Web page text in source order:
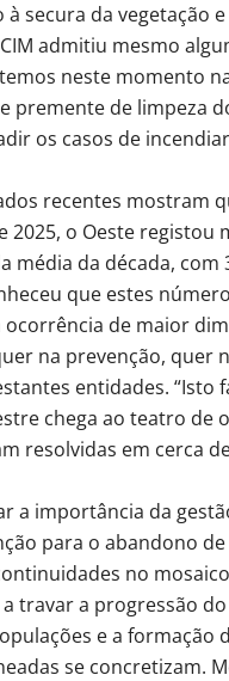
secura da vegetação
admitiu mesmo
neste momento
premente de limpeza
os casos de
recentes mostram
2025, o Oeste registou
média da década,
que estes
de maior
na prevenção, quer
entidades. “Isto
chega ao teatro de
resolvidas em cerca
a importância da
para o abandono
no
travar a progressão
e a formação
se concretizam.